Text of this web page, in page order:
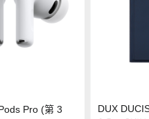
Pro (第 3
DUX